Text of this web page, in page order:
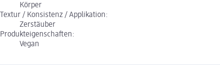
Körper
Textur / Konsistenz / Applikation:
Zerstäuber
Produkteigenschaften:
Vegan